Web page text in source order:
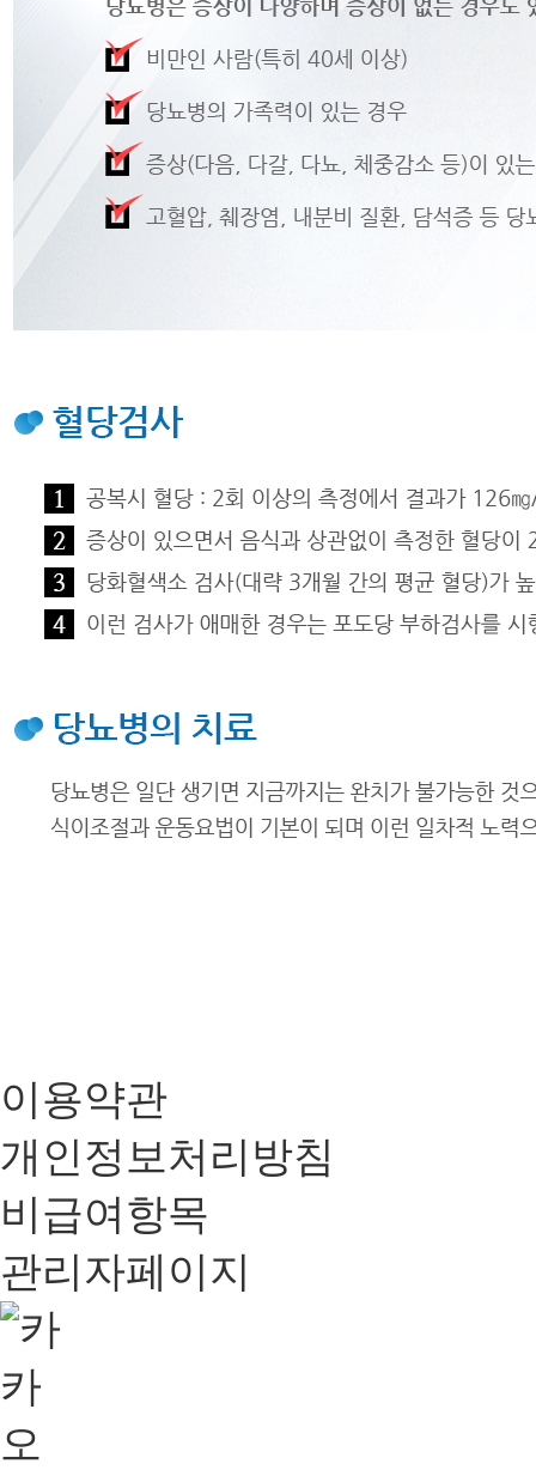
이용약관
개인정보처리방침
비급여항목
관리자페이지